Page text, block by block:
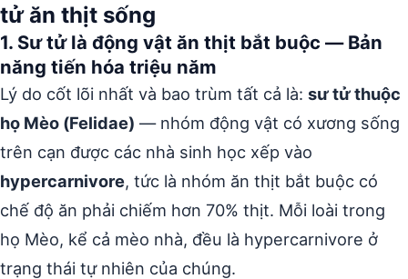
tử ăn thịt sống
1. Sư tử là động vật ăn thịt bắt buộc — Bản
năng tiến hóa triệu năm
Lý do cốt lõi nhất và bao trùm tất cả là: sư tử thuộc
họ Mèo (Felidae) — nhóm động vật có xương sống
trên cạn được các nhà sinh học xếp vào
hypercarnivore, tức là nhóm ăn thịt bắt buộc có
chế độ ăn phải chiếm hơn 70% thịt. Mỗi loài trong
họ Mèo, kể cả mèo nhà, đều là hypercarnivore ở
trạng thái tự nhiên của chúng.